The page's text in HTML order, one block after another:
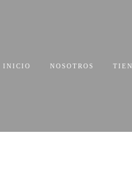
INICIO NOSOTROS